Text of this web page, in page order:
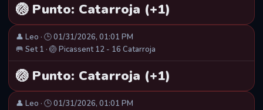
🏐 Punto: Catarroja (+1)
👤 Leo · 🕒 01/31/2026, 01:01 PM
🥅 Set 1 · 🏐 Picassent 12 - 16 Catarroja
🏐 Punto: Catarroja (+1)
👤 Leo · 🕒 01/31/2026, 01:01 PM